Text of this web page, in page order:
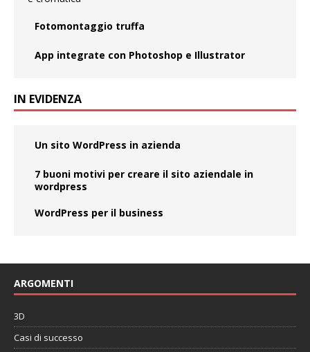
Fotomontaggio truffa
App integrate con Photoshop e Illustrator
IN EVIDENZA
Un sito WordPress in azienda
7 buoni motivi per creare il sito aziendale in
wordpress
WordPress per il business
ARGOMENTI
3D
Casi di successo